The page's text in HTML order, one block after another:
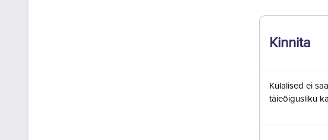
Kinnita
Külalised ei
täieõigusliku